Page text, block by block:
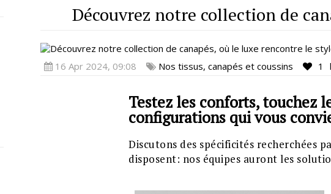
Découvrez notre collection de
16 Apr 2024, 09:08 Nos tissus, canapés et coussins 1
Testez les conforts, touchez
configurations qui vous
Discutons des spécificités recherchées
disposent: nos équipes auront les